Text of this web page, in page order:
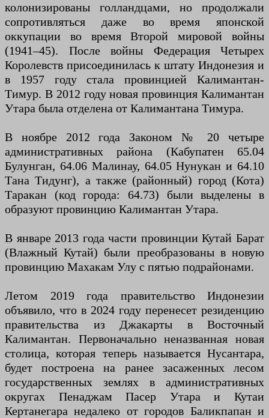
колонизированы голландцами, но продолжали
сопротивляться даже во время японской
оккупации во время Второй мировой войны
(1941–45). После войны Федерация Четырех
Королевств присоединилась к штату Индонезия и
в 1957 году стала провинцией Калимантан-
Тимур. В 2012 году новая провинция Калимантан
Утара была отделена от Калимантана Тимура.
В ноябре 2012 года Законом № 20 четыре
административных района (Кабупатен 65.04
Булунган, 64.06 Малинау, 64.05 Нунукан и 64.10
Тана Тидунг), а также (районный) город (Кота)
Таракан (код города: 64.73) были выделены в
образуют провинцию Калимантан Утара.
В январе 2013 года части провинции Кутай Барат
(Влажный Кутай) были преобразованы в новую
провинцию Махакам Улу с пятью подрайонами.
Летом 2019 года правительство Индонезии
объявило, что в 2024 году перенесет резиденцию
правительства из Джакарты в Восточный
Калимантан. Первоначально неназванная новая
столица, которая теперь называется Нусантара,
будет построена на ранее засаженных лесом
государственных землях в административных
округах Пенаджам Пасер Утара и Кутаи
Кертанегара недалеко от городов Баликпапан и